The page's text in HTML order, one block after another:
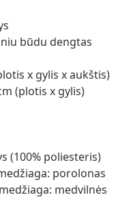
būdu dengtas
x gylis x aukštis)
(plotis x gylis)
(100% poliesteris)
porolonas
medvilnės